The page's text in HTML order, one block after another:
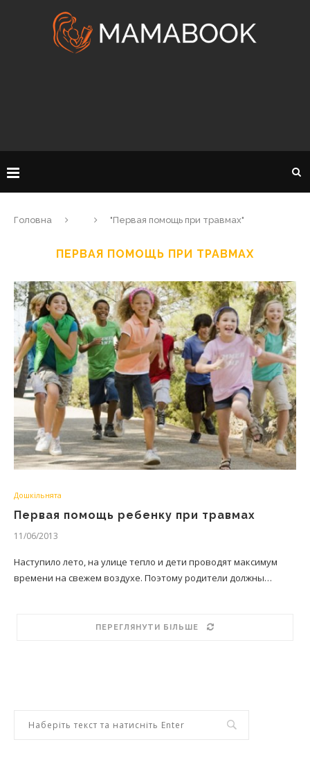
Головна "Первая помощь при травмах"
ПЕРВАЯ ПОМОЩЬ ПРИ ТРАВМАХ
Дошкільнята
Первая помощь ребенку при травмах
11/06/2013
Наступило лето, на улице тепло и дети проводят максимум
времени на свежем воздухе. Поэтому родители должны…
ПЕРЕГЛЯНУТИ БІЛЬШЕ